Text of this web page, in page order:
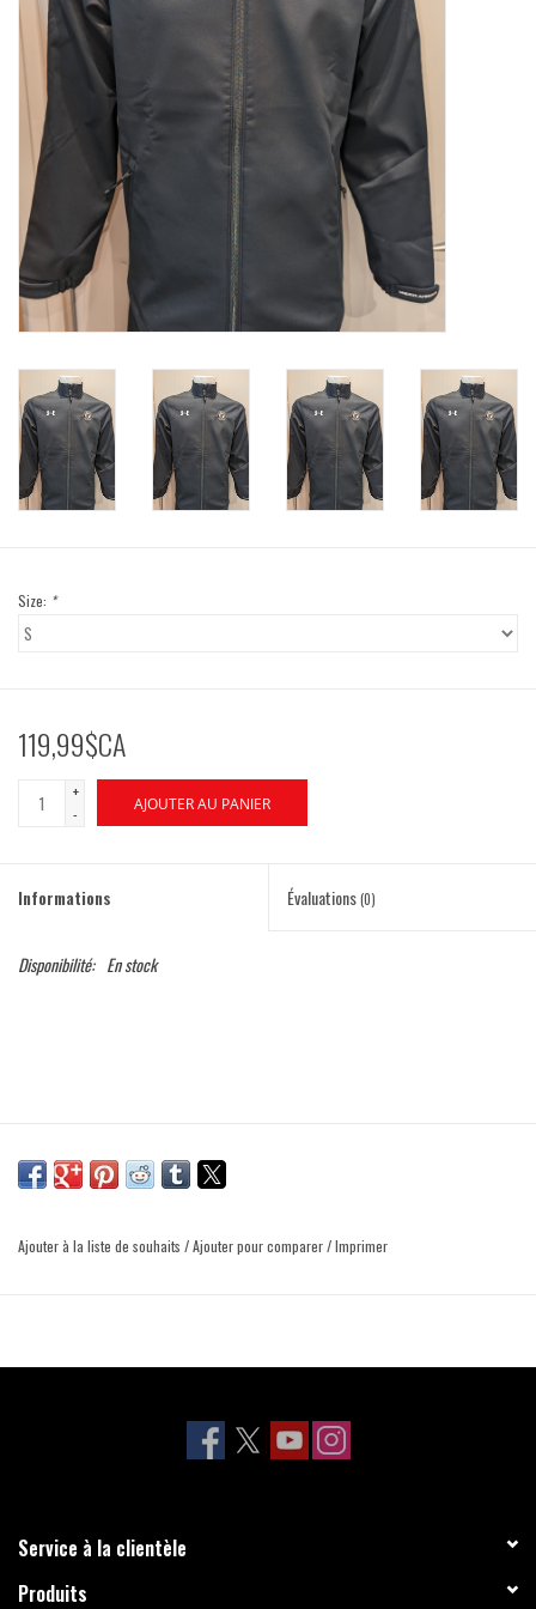
Liquidation
Size: *
119,99$CA
+
-
AJOUTER AU PANIER
Informations Évaluations(0)
Disponibilité: En stock
Ajouter à la liste de souhaits /Ajouter pour comparer/Imprimer
Service à la clientèle
Produits